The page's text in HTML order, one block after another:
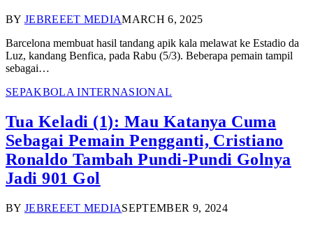
BY JEBREEET MEDIAMARCH 6, 2025
Barcelona membuat hasil tandang apik kala melawat ke Estadio da
Luz, kandang Benfica, pada Rabu (5/3). Beberapa pemain tampil
sebagai…
SEPAKBOLA INTERNASIONAL
Tua Keladi (1): Mau Katanya Cuma
Sebagai Pemain Pengganti, Cristiano
Ronaldo Tambah Pundi-Pundi Golnya
Jadi 901 Gol
BY JEBREEET MEDIASEPTEMBER 9, 2024